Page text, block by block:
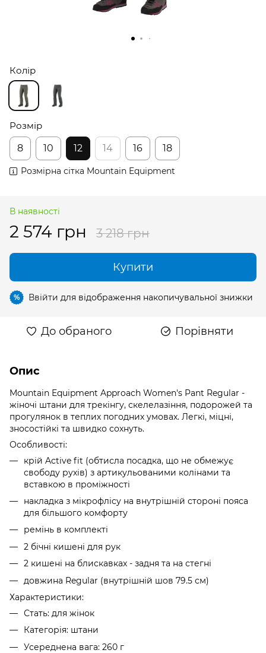
Колір
Розмір
8
10 12 14 16 18
Розмірна сітка Mountain Equipment
В наявності
2 574 грн 3 218 грн
Купити
% Ввійти для відображення накопичувальної знижки
До обраного Порівняти
Опис
Mountain Equipment Approach Women's Pant Regular -
жіночі штани для трекінгу, скелелазіння, подорожей та
прогулянок в теплих погодних умовах. Легкі, міцні,
зносостійкі та швидко сохнуть.
Особливості:
крій Active fit (обтисла посадка, що не обмежує
свободу рухів) з артикульованими колінами та
вставкою в проміжності
накладка з мікрофлісу на внутрішній стороні пояса
для більшого комфорту
ремінь в комплекті
2 бічні кишені для рук
2 кишені на блискавках - задня та на стегні
довжина Regular (внутрішній шов 79.5 см)
Характеристики:
Стать: для жінок
Категорія: штани
Усереднена вага: 260 г